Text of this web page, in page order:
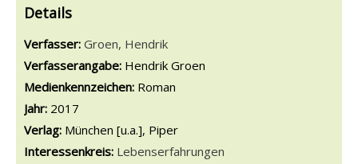
Details
Verfasser: Suche nach diesem Verfasser
Groen, Hendrik
Verfasserangabe: Hendrik Groen
Medienkennzeichen: Roman
Jahr: 2017
Verlag: München [u.a.], Piper
opens in new tab
Diesen Link in neuem Tab öffnen
Suche nach dieser Systematik
Interessenkreis: Suche nach diesem Interessenskreis
Lebenserfahrungen